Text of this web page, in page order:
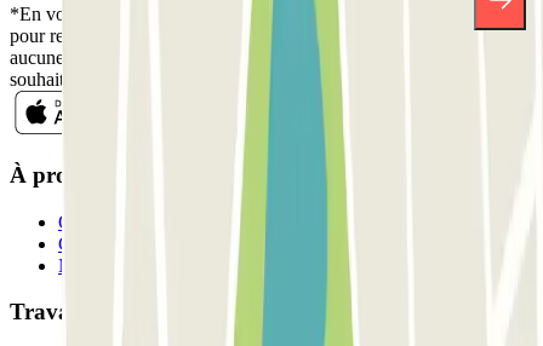
*En vous inscrivant, vous acceptez notre politique de confidentialité
pour recevoir des communications commerciales de Parclick. Sans
aucune obligation, vous pouvez vous désinscrire quand vous le
souhaitez dans la même newsletter.
À propos de Parclick
Qui sommes-nous ?
Comment ça marche?
Nos parkings
Travaillons ensemble?